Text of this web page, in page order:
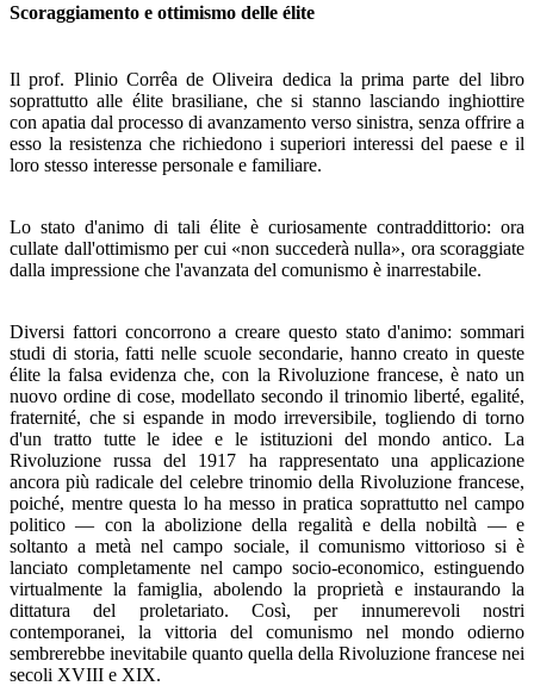
Scoraggiamento e ottimismo delle élite
Il prof. Plinio Corrêa de Oliveira dedica la prima parte del libro
soprattutto alle élite brasiliane, che si stanno la­sciando inghiottire
con apatia dal processo di avanzamento verso sinistra, senza offrire a
esso la resistenza che richiedo­no i superiori interessi del paese e il
loro stesso interesse personale e familiare.
Lo stato d'animo di tali élite è curiosamente contradditto­rio: ora
cullate dall'ottimismo per cui «non succederà nul­la», ora scoraggiate
dalla impressione che l'avanzata del co­munismo è inarrestabile.
Diversi fattori concorrono a creare questo stato d'animo: sommari
studi di storia, fatti nelle scuole secondarie, hanno creato in queste
élite la falsa evidenza che, con la Rivoluzio­ne francese, è nato un
nuovo ordine di cose, modellato se­condo il trinomio liberté, egalité,
fraternité, che si espande in modo irreversibile, togliendo di torno
d'un tratto tutte le idee e le istituzioni del mondo antico. La
Rivoluzione russa del 1917 ha rappresentato una applicazione
ancora più radi­cale del celebre trinomio della Rivoluzione francese,
poiché, mentre questa lo ha messo in pratica soprattutto nel campo
politico — con la abolizione della regalità e della nobiltà — e
soltanto a metà nel campo sociale, il comunismo vittorioso si è
lanciato completamente nel campo socio-economico, estinguendo
virtualmente la famiglia, abolendo la proprietà e instaurando la
dittatura del proletariato. Così, per innu­merevoli nostri
contemporanei, la vittoria del comunismo nel mondo odierno
sembrerebbe inevitabile quanto quella della Rivoluzione francese nei
secoli XVIII e XIX.